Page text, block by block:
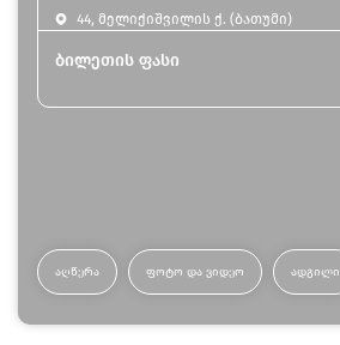
44, მელიქიშვილის ქ. (ბათუმი)
ბილეთის ფასი
ᲐᲦᲬᲔᲠᲐ ᲤᲝᲢᲝ ᲓᲐ ᲕᲘᲓᲔᲝ ᲐᲓᲒᲘᲚᲘ